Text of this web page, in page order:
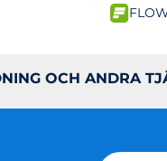
OCH ANDRA